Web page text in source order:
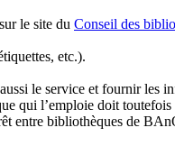
le site du Conseil des
etc.).
le service et fournir les
l’emploie doit toutefois
entre bibliothèques de